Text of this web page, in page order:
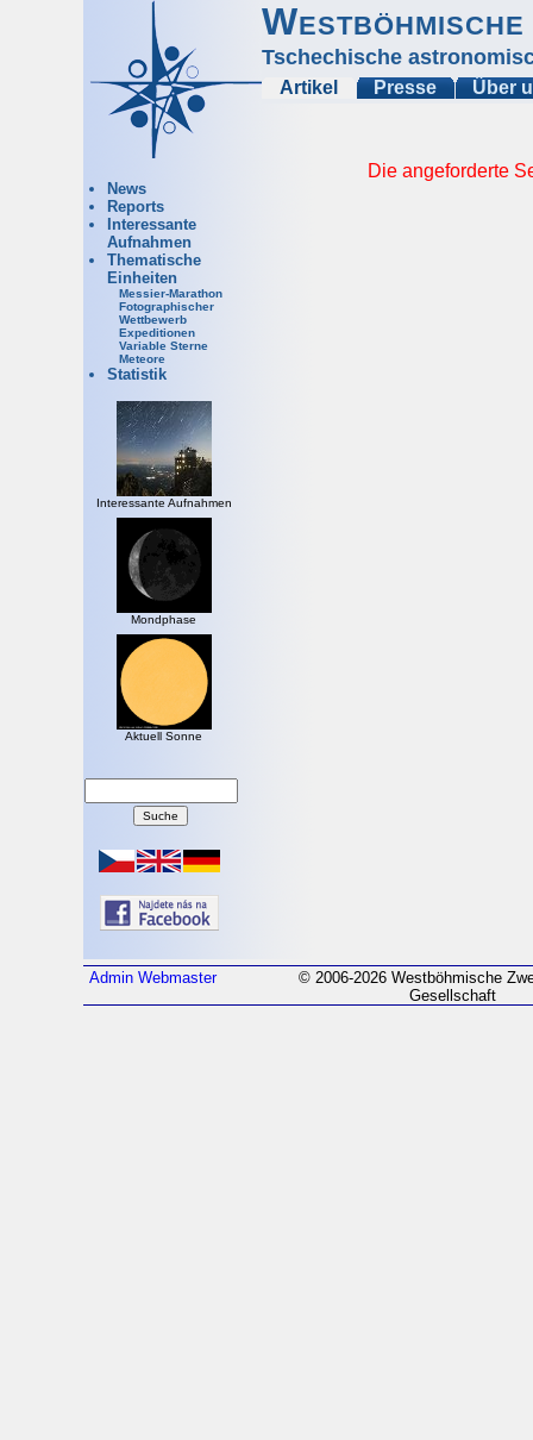
Tschechische
Artikel Presse Über
News
Reports
Interessante
Aufnahmen
Thematische
Einheiten
Messier-Marathon
Fotographischer
Wettbewerb
Expeditionen
Variable Sterne
Meteore
Statistik
Interessante Aufnahmen
Mondphase
Aktuell Sonne
Die angeforderte
Admin Webmaster
© 2006-2026 Westböhmische
Gesellschaft